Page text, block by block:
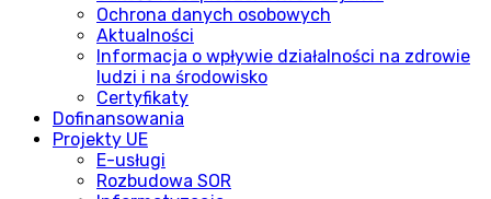
Ochrona danych osobowych
Aktualności
Informacja o wpływie działalności na zdrowie
ludzi i na środowisko
Certyfikaty
Dofinansowania
Projekty UE
E-usługi
Rozbudowa SOR